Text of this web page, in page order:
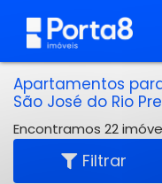
Apartamentos
São José do Rio
Encontramos 22
Filtrar